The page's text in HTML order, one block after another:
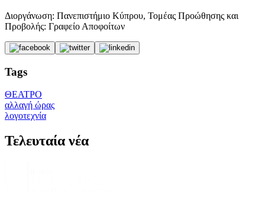
Διοργάνωση: Πανεπιστήμιο Κύπρου, Τομέας Προώθησης και
Προβολής: Γραφείο Αποφοίτων
Tags
ΘΕΑΤΡΟ
αλλαγή ώρας
λογοτεχνία
Τελευταία νέα